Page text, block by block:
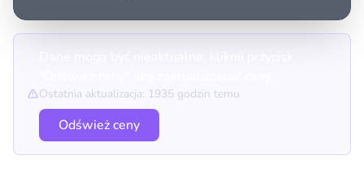
Ostatnia aktualizacja: 1935 godzin temu
Odśwież ceny